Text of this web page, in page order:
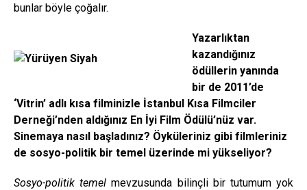
bunlar böyle çoğalır.
Yazarlıktan
kazandığınız
ödüllerin yanında
bir de 2011’de
‘Vitrin’ adlı kısa filminizle İstanbul Kısa Filmciler
Derneği’nden aldığınız En İyi Film Ödülü’nüz var.
Sinemaya nasıl başladınız? Öyküleriniz gibi filmleriniz
de sosyo-politik bir temel üzerinde mi yükseliyor?
Sosyo-politik temel mevzusunda bilinçli bir tutumum yok